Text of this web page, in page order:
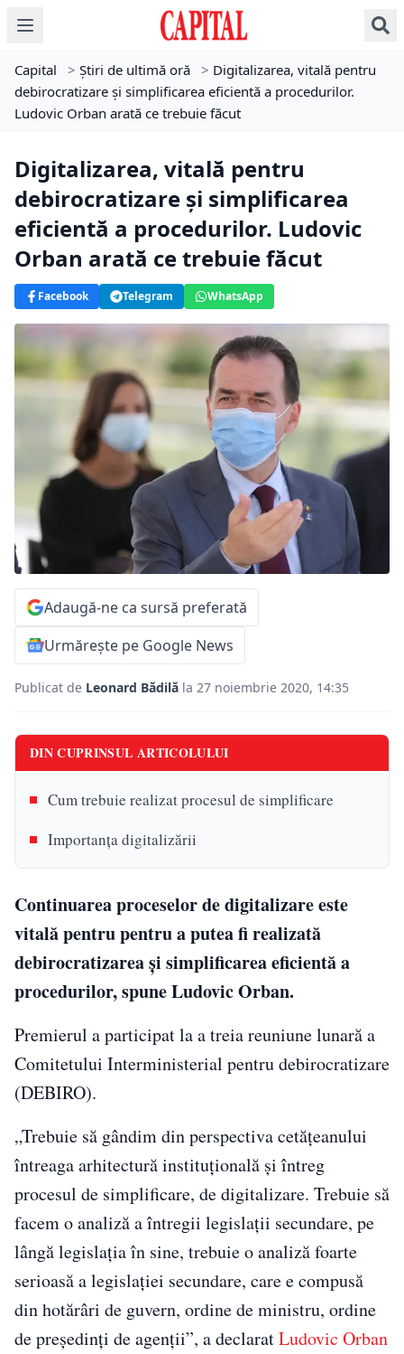
Capital > Știri de ultimă oră > Digitalizarea, vitală pentru
debirocratizare și simplificarea eficientă a procedurilor.
Ludovic Orban arată ce trebuie făcut
Digitalizarea, vitală pentru
debirocratizare și simplificarea
eficientă a procedurilor. Ludovic
Orban arată ce trebuie făcut
Facebook Telegram WhatsApp
Adaugă-ne ca sursă preferată
Urmărește pe Google News
Publicat de Leonard Bădilă la 27 noiembrie 2020, 14:35
DIN CUPRINSUL ARTICOLULUI
Cum trebuie realizat procesul de simplificare
Importanța digitalizării
Continuarea proceselor de digitalizare este
vitală pentru pentru a putea fi realizată
debirocratizarea și simplificarea eficientă a
procedurilor, spune Ludovic Orban.
Premierul a participat la a treia reuniune lunară a
Comitetului Interministerial pentru debirocratizare
(DEBIRO).
„Trebuie să gândim din perspectiva cetăţeanului
întreaga arhitectură instituţională şi întreg
procesul de simplificare, de digitalizare. Trebuie să
facem o analiză a întregii legislaţii secundare, pe
lângă legislaţia în sine, trebuie o analiză foarte
serioasă a legislaţiei secundare, care e compusă
din hotărâri de guvern, ordine de ministru, ordine
de preşedinţi de agenţii”, a declaratLudovic Orban